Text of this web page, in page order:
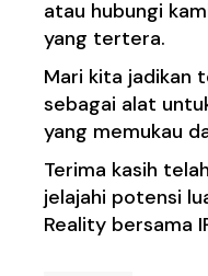
atau hubungi
yang tertera.
Mari kita jadikan
sebagai alat
yang memukau
Terima kasih
jelajahi potensi
Reality bersama